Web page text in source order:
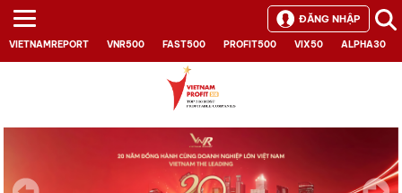
VIETNAMREPORT VNR500 FAST500 PROFIT500 VIX50 ALPHA30
ĐĂNG NHẬP